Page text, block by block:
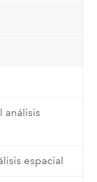
análisis
espacial